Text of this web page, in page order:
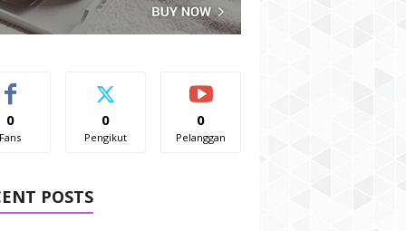
0
Fans
0
Pengikut
0
Pelanggan
POSTS